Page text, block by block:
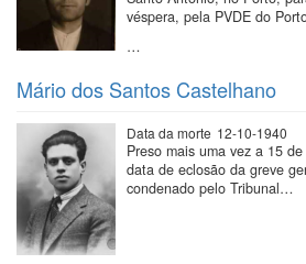
véspera, pela PVDE do
…
Mário dos Santos Castelhano
Data da morte 12-10-1940
Preso mais uma vez a 15
data de eclosão da greve
condenado pelo Tribunal…